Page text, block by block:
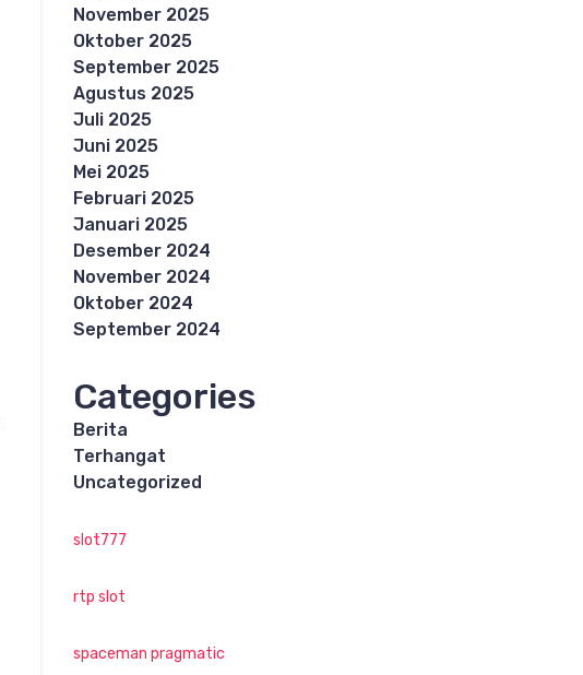
November 2025
Oktober 2025
September 2025
Agustus 2025
Juli 2025
Juni 2025
Mei 2025
Februari 2025
Januari 2025
Desember 2024
November 2024
Oktober 2024
September 2024
Categories
Berita
Terhangat
Uncategorized
slot777
rtp slot
spaceman pragmatic